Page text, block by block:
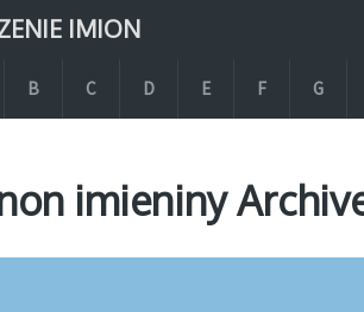
IMION
B C D E F G
imieniny